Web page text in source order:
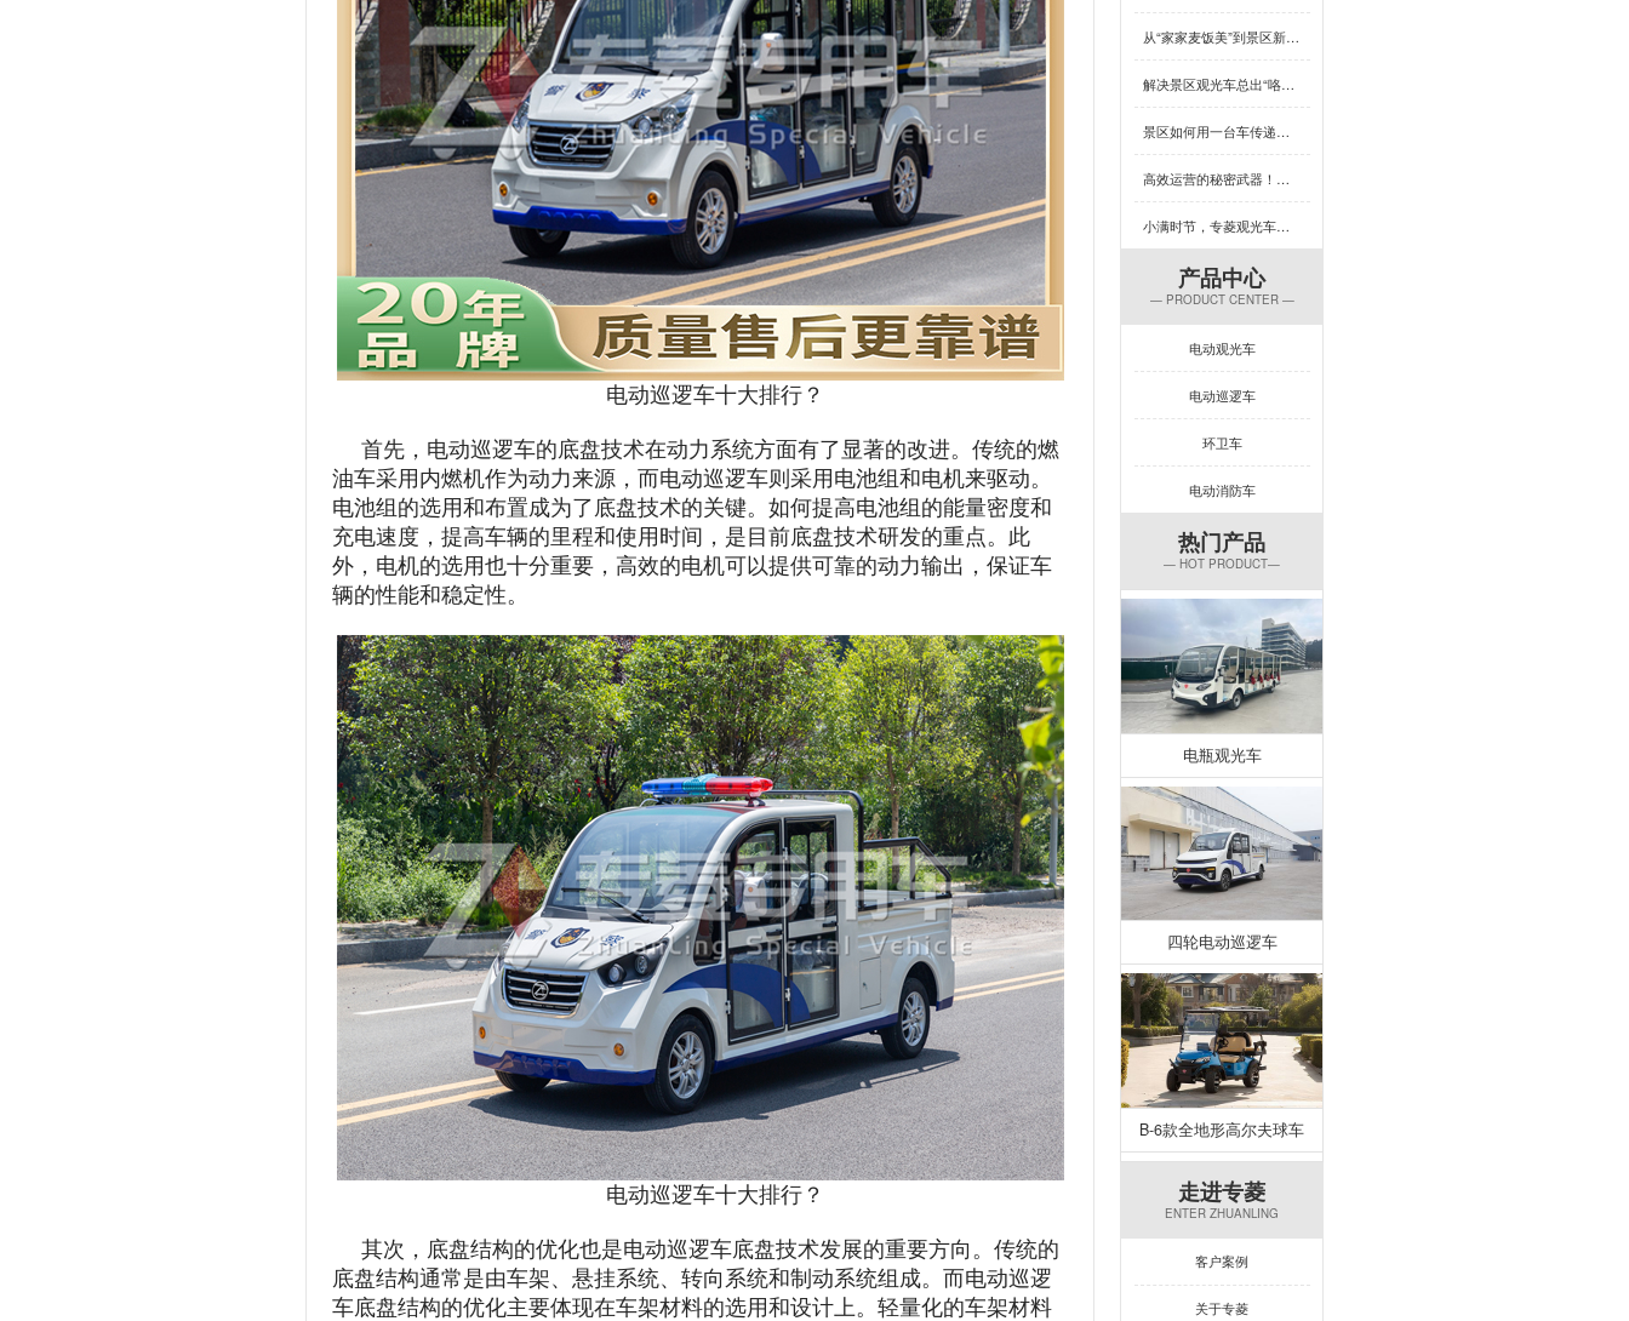
电动巡逻车十大排行？
首先，电动巡逻车的底盘技术在动力系统方面有了显著的改进。传统的燃
油车采用内燃机作为动力来源，而电动巡逻车则采用电池组和电机来驱动。
电池组的选用和布置成为了底盘技术的关键。如何提高电池组的能量密度和
充电速度，提高车辆的里程和使用时间，是目前底盘技术研发的重点。此
外，电机的选用也十分重要，高效的电机可以提供可靠的动力输出，保证车
辆的性能和稳定性。
电动巡逻车十大排行？
其次，底盘结构的优化也是电动巡逻车底盘技术发展的重要方向。传统的
底盘结构通常是由车架、悬挂系统、转向系统和制动系统组成。而电动巡逻
车底盘结构的优化主要体现在车架材料的选用和设计上。轻量化的车架材料
从“家家麦饭美”到景区新体验，芒种×专菱观光车藏着多少惊喜？
解决景区观光车总出“咯吱响”？竟然可以这样做
景区如何用一台车传递人文关怀？答案藏在专菱观光车的钣金工艺里
高效运营的秘密武器！专菱电动景区观光车赋能景区服务升级
小满时节，专菱观光车钣金品质引领出行新体验
产品中心
— PRODUCT CENTER —
电动观光车
电动巡逻车
环卫车
电动消防车
热门产品
— HOT PRODUCT—
电瓶观光车
四轮电动巡逻车
B-6款全地形高尔夫球车
走进专菱
ENTER ZHUANLING
客户案例
关于专菱